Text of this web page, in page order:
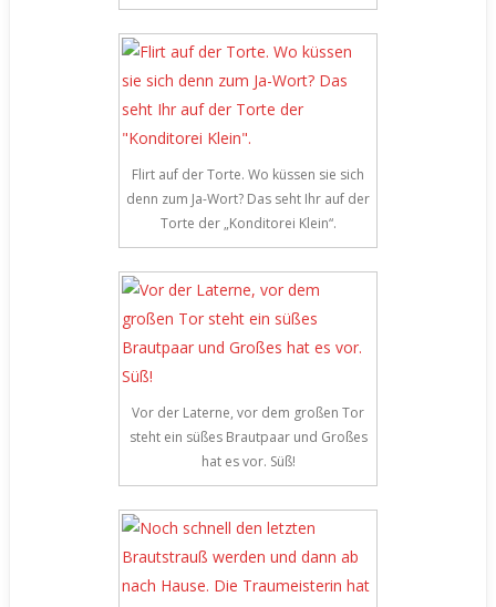
Flirt auf der Torte. Wo küssen sie sich
denn zum Ja-Wort? Das seht Ihr auf der
Torte der „Konditorei Klein“.
Vor der Laterne, vor dem großen Tor
steht ein süßes Brautpaar und Großes
hat es vor. Süß!